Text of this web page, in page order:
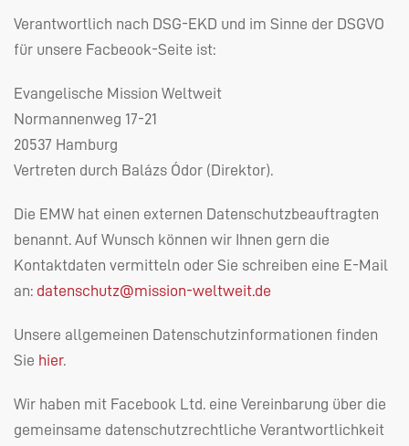
Verantwortlich nach DSG-EKD und im Sinne der DSGVO
für unsere Facbeook-Seite ist:
Evangelische Mission Weltweit
Normannenweg 17-21
20537 Hamburg
Vertreten durch Balázs Ódor (Direktor).
Die EMW hat einen externen Datenschutzbeauftragten
benannt. Auf Wunsch können wir Ihnen gern die
Kontaktdaten vermitteln oder Sie schreiben eine E-Mail
an: datenschutz@mission-weltweit.de
Unsere allgemeinen Datenschutzinformationen finden
Sie hier.
Wir haben mit Facebook Ltd. eine Vereinbarung über die
gemeinsame datenschutzrechtliche Verantwortlichkeit